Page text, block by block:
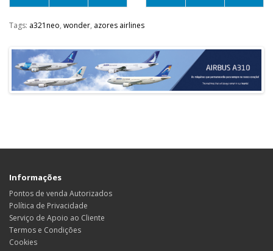
Tags: a321neo, wonder, azores airlines
Informações
Pontos de venda Autorizados
Política de Privacidade
Serviço de Apoio ao Cliente
Termos e Condições
Cookies